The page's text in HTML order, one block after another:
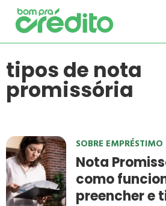
tipos de nota
promissória
SOBRE EMPRÉSTIMO
Nota
como
preencher e